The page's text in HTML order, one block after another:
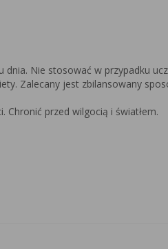
Nie stosować w przypadku
Zalecany jest zbilansowany
Chronić przed wilgocią i światłem.